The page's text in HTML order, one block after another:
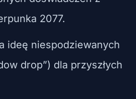
2077.
ideę niespodziewanych
drop”) dla przyszłych